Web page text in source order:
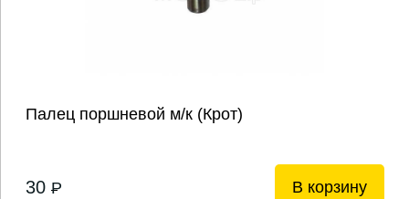
Палец поршневой м/к (Крот)
30 P В корзину